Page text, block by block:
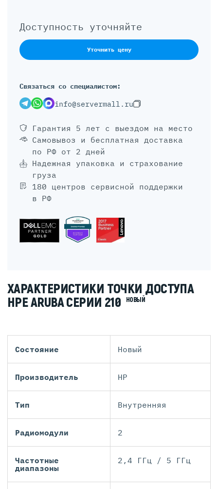
Доступность уточняйте
Уточнить цену
Связаться со специалистом:
info@servermall.ru
Гарантия 5 лет с выездом на место
Самовывоз и бесплатная доставка
по РФ от 2 дней
Надежная упаковка и страхование
груза
180 центров сервисной поддержки
в РФ
ХАРАКТЕРИСТИКИ ТОЧКИ ДОСТУПА
HPE ARUBA СЕРИИ 210
НОВЫЙ
Состояние Новый
Производитель HP
Тип Внутренняя
Радиомодули 2
Частотные
диапазоны
2,4 ГГц / 5 ГГц